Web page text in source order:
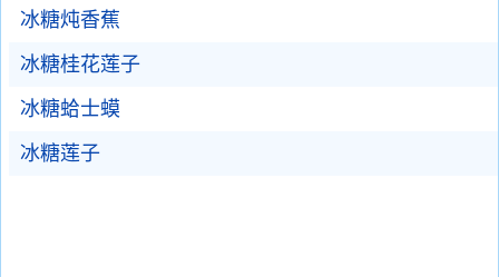
冰糖炖香蕉
冰糖桂花莲子
冰糖蛤士蟆
冰糖莲子